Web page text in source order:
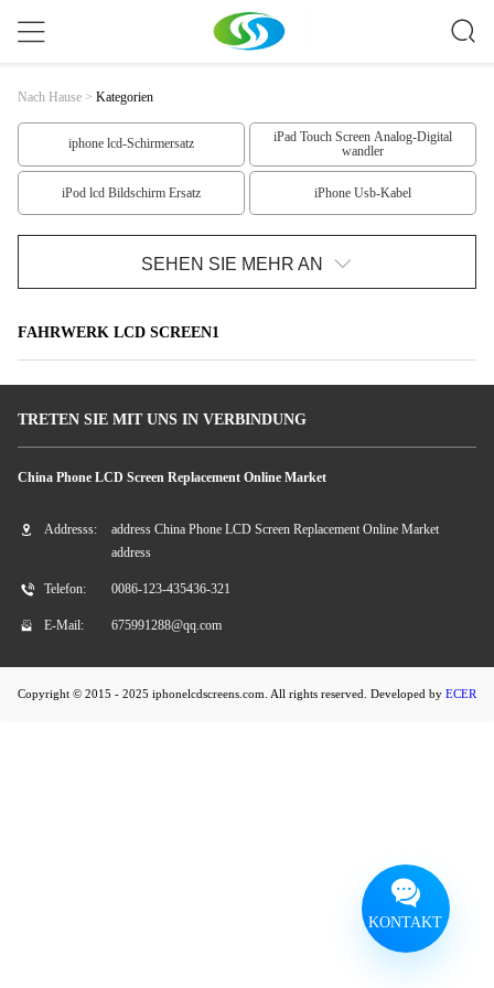
Nach Hause > Kategorien
iphone lcd-Schirmersatz
iPad Touch Screen Analog-Digital
wandler
iPod lcd Bildschirm Ersatz iPhone Usb-Kabel
Iphone 6 Ersatzteile iphone 5 Ersatzteile
IPhone 4 Ersatzteile
Fahrwerk-LCD-Bildschirm
Fahrwerk LCD Screen3
Fahrwerk LCD Screen4
SEHEN SIE MEHR AN
FAHRWERK LCD SCREEN1
TRETEN SIE MIT UNS IN VERBINDUNG
China Phone LCD Screen Replacement Online Market
Addresss:
address China Phone LCD Screen Replacement Online Market
address
Telefon: 0086-123-435436-321
E-Mail: 675991288@qq.com
Copyright © 2015 - 2025 iphonelcdscreens.com. All rights reserved. Developed by ECER
KONTAKT